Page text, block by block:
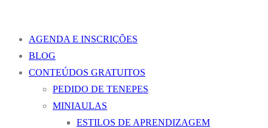
AGENDA E INSCRIÇÕES
BLOG
CONTEÚDOS GRATUITOS
PEDIDO DE TENEPES
MINIAULAS
ESTILOS DE APRENDIZAGEM